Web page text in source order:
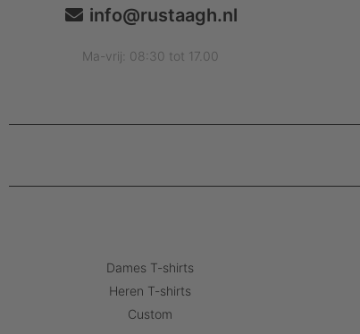
info@rustaagh.nl
Ma-vrij: 08:30 tot 17.00
Dames T-shirts
Heren T-shirts
Custom